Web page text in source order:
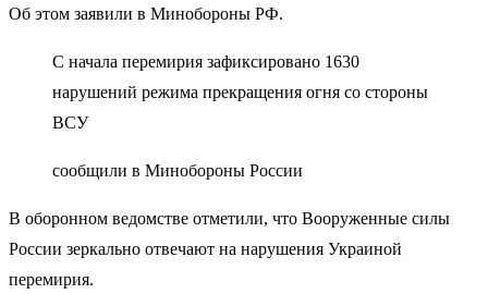
Об этом заявили в Минобороны РФ.
С начала перемирия зафиксировано 1630
нарушений режима прекращения огня со стороны
ВСУ
сообщили в Минобороны России
В оборонном ведомстве отметили, что Вооруженные силы
России зеркально отвечают на нарушения Украиной
перемирия.